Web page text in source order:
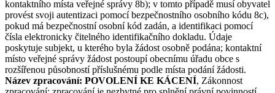
kontaktního místa veřejné správy 8b); v tomto případě musí obyvatel
provést svoji autentizaci pomocí bezpečnostního osobního kódu 8c),
pokud má bezpečnostní osobní kód zadán, a identifikaci pomocí
čísla elektronicky čitelného identifikačního dokladu. Údaje
poskytuje subjekt, u kterého byla žádost osobně podána; kontaktní
místo veřejné správy žádost postoupí obecnímu úřadu obce s
rozšířenou působností příslušnému podle místa podání žádosti.
Název zpracování: POVOLENÍ KE KÁCENÍ, Zákonnost